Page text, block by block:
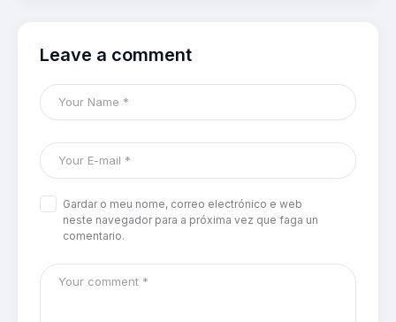
Leave a comment
Gardar o meu nome, correo electrónico e web
neste navegador para a próxima vez que faga un
comentario.